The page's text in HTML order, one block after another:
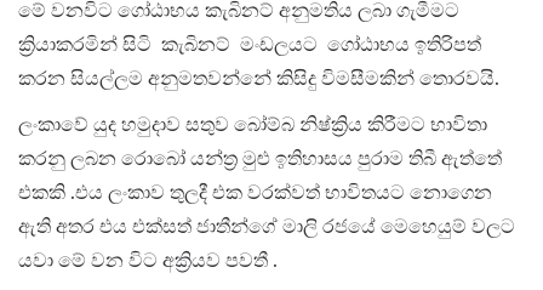
මේ වනවිට ගෝඨාභය කැබිනට් අනුමතිය ලබා ගැමීමට
ක්‍රියාකරමින් සිටි කැබිනට් මංඩලයට ගෝඨාභය ඉතිරිපත්
කරන සියල්ලම අනුමතවන්නේ කිසිදු විමසීමකින් තොරවයි.
ලංකාවේ යුද හමුදාව සතුව බෝම්බ නිෂ්ක්‍රිය කිරීමට භාවිතා
කරනු ලබන රොබෝ යන්ත්‍ර මුළු ඉතිහාසය පුරාම තිබී ඇත්තේ
එකකි .එය ලංකාව තුලදී එකවරක්වත් භාවිතයට නොගෙන
ඇති අතර එය එක්සත් ජාතීන්ගේ මාලි රජයේ මෙහෙයුම් වලට
යවා මේ වන විට අක්‍රියව පවතී .